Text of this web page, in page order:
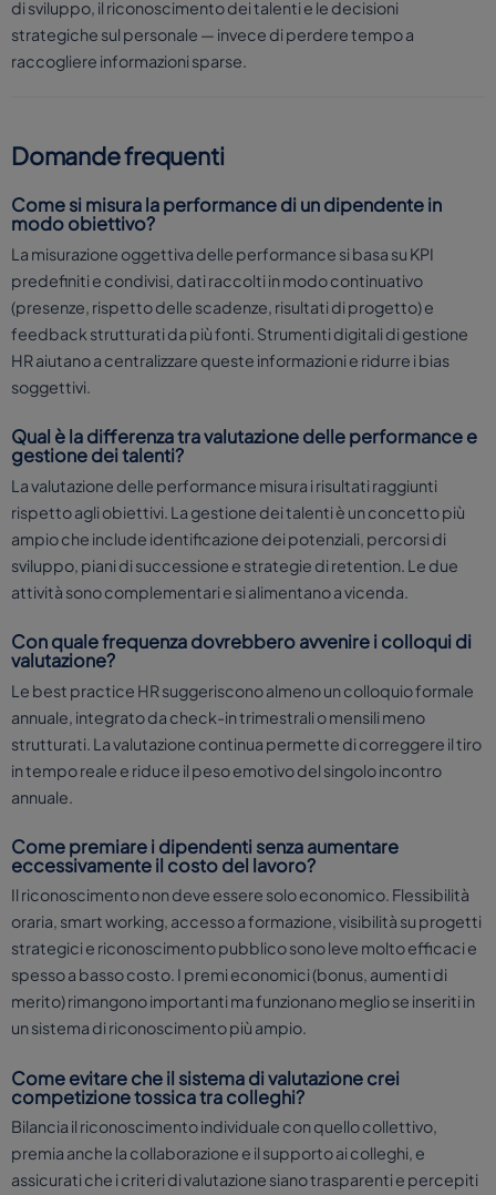
di sviluppo, il riconoscimento dei talenti e le decisioni
strategiche sul personale — invece di perdere tempo a
raccogliere informazioni sparse.
Domande frequenti
Come si misura la performance di un dipendente in
modo obiettivo?
La misurazione oggettiva delle performance si basa su KPI
predefiniti e condivisi, dati raccolti in modo continuativo
(presenze, rispetto delle scadenze, risultati di progetto) e
feedback strutturati da più fonti. Strumenti digitali di gestione
HR aiutano a centralizzare queste informazioni e ridurre i bias
soggettivi.
Qual è la differenza tra valutazione delle performance e
gestione dei talenti?
La valutazione delle performance misura i risultati raggiunti
rispetto agli obiettivi. La gestione dei talenti è un concetto più
ampio che include identificazione dei potenziali, percorsi di
sviluppo, piani di successione e strategie di retention. Le due
attività sono complementari e si alimentano a vicenda.
Con quale frequenza dovrebbero avvenire i colloqui di
valutazione?
Le best practice HR suggeriscono almeno un colloquio formale
annuale, integrato da check-in trimestrali o mensili meno
strutturati. La valutazione continua permette di correggere il tiro
in tempo reale e riduce il peso emotivo del singolo incontro
annuale.
Come premiare i dipendenti senza aumentare
eccessivamente il costo del lavoro?
Il riconoscimento non deve essere solo economico. Flessibilità
oraria, smart working, accesso a formazione, visibilità su progetti
strategici e riconoscimento pubblico sono leve molto efficaci e
spesso a basso costo. I premi economici (bonus, aumenti di
merito) rimangono importanti ma funzionano meglio se inseriti in
un sistema di riconoscimento più ampio.
Come evitare che il sistema di valutazione crei
competizione tossica tra colleghi?
Bilancia il riconoscimento individuale con quello collettivo,
premia anche la collaborazione e il supporto ai colleghi, e
assicurati che i criteri di valutazione siano trasparenti e percepiti